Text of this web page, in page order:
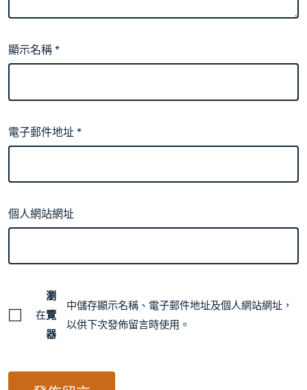
顯示名稱*
電子郵件地址*
個人網站網址
在
瀏
覽
器
中儲存顯示名稱、電子郵件地址及個人網站網址，
以供下次發佈留言時使用。